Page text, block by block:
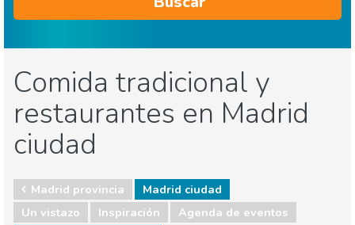
Comida tradicional y
restaurantes en Madrid
ciudad
Madrid provincia
Madrid ciudad
Un vistazo
Inspiración
Agenda de eventos